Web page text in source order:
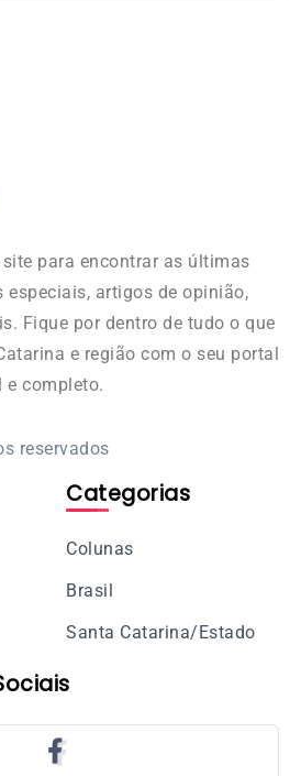
site para encontrar as últimas
especiais, artigos de opinião,
Fique por dentro de tudo o que
e região com o seu portal
completo.
reservados
Categorias
Colunas
Brasil
Santa Catarina/Estado